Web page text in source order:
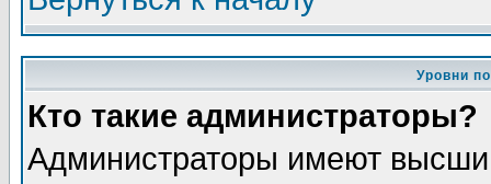
Уровни
Кто такие администраторы?
Администраторы имеют